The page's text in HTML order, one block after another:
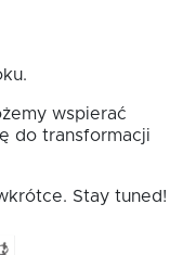
wspierać
do transformacji
Stay tuned!